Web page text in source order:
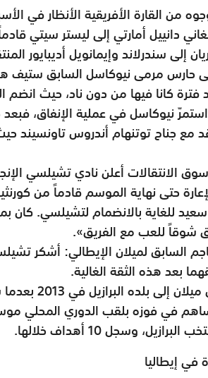
من القارة الأفريقية الأنظار في
دانييل أمارتي إلى ليستر سيتي
إلى سندرلاند وإيمانويل أديبايور
حارس مرمى نيوكاسل السابق ستيف
فترة كانا فيها من دون ناد، حيث
نيوكاسل في عملية الإنفاق،
مع جناح توتنهام أندروس تاونسيند
الانتقالات أعلن نادي تشيلسي
حتى نهاية الموسم قادماً من
للغاية بالانضمام لتشيلسي. كان
شوقاً للعب مع الفريق».
السابق لميلان الإيطالي: أشكر
بعد هذه الثقة الغالية.
وسجل 10 أهداف خلالها.
إيطاليا